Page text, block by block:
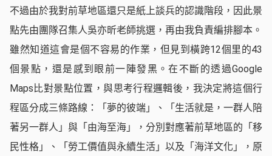
不過由於我對前草地區還只是紙上談兵的認識階段，因此景
點先由團隊召集人吳亦昕老師挑選，再由我負責編排腳本。
雖然知道這會是個不容易的作業，但見到橫跨12個里的43
個景點，還是感到眼前一陣發黑。在不斷的透過Google
Maps比對景點位置，與思考行程邏輯後，我決定將這個行
程區分成三條路線：「夢的彼端」、「生活就是，一群人陪
著另一群人」與「由海至海」，分別對應著前草地區的「移
民性格」、「勞工價值與永續生活」以及「海洋文化」，原